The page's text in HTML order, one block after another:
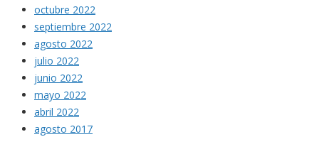
octubre 2022
septiembre 2022
agosto 2022
julio 2022
junio 2022
mayo 2022
abril 2022
agosto 2017